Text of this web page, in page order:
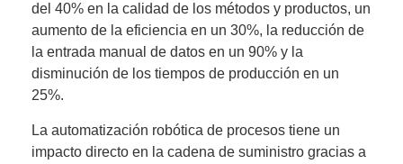
del 40% en la calidad de los métodos y productos, un
aumento de la eficiencia en un 30%, la reducción de
la entrada manual de datos en un 90% y la
disminución de los tiempos de producción en un
25%.
La automatización robótica de procesos tiene un
impacto directo en la cadena de suministro gracias a